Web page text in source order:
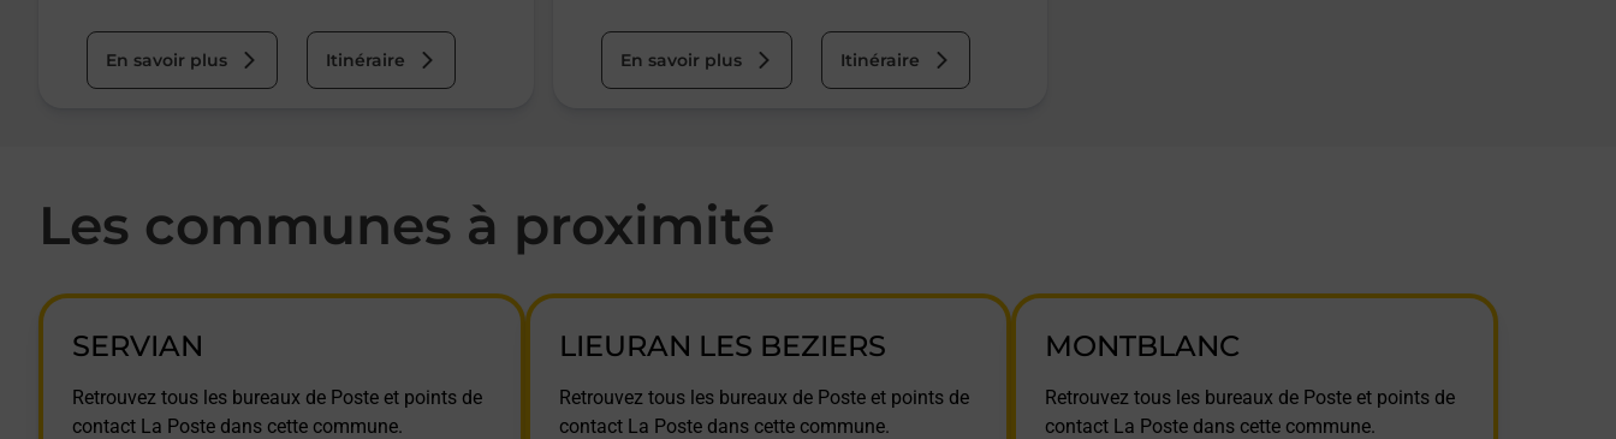
En savoir plus Itinéraire En savoir plus Itinéraire
Les communes à proximité
SERVIAN
Retrouvez tous les bureaux de Poste et points de
contact La Poste dans cette commune.
LIEURAN LES BEZIERS
Retrouvez tous les bureaux de Poste et points de
contact La Poste dans cette commune.
MONTBLANC
Retrouvez tous les bureaux de Poste et points de
contact La Poste dans cette commune.